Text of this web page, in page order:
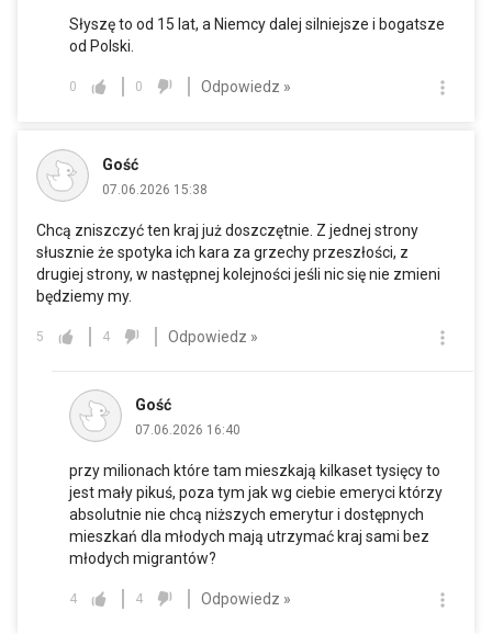
Słyszę to od 15 lat, a Niemcy dalej silniejsze i bogatsze
od Polski.
0 0 Odpowiedz »
Gość
07.06.2026 15:38
Chcą zniszczyć ten kraj już doszczętnie. Z jednej strony
słusznie że spotyka ich kara za grzechy przeszłości, z
drugiej strony, w następnej kolejności jeśli nic się nie zmieni
będziemy my.
5 4 Odpowiedz »
Gość
07.06.2026 16:40
przy milionach które tam mieszkają kilkaset tysięcy to
jest mały pikuś, poza tym jak wg ciebie emeryci którzy
absolutnie nie chcą niższych emerytur i dostępnych
mieszkań dla młodych mają utrzymać kraj sami bez
młodych migrantów?
4 4 Odpowiedz »